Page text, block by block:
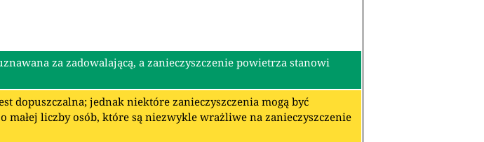
za zadowalającą, a zanieczyszczenie powietrza stanowi
dopuszczalna; jednak niektóre zanieczyszczenia mogą być
liczby osób, które są niezwykle wrażliwe na zanieczyszczenie